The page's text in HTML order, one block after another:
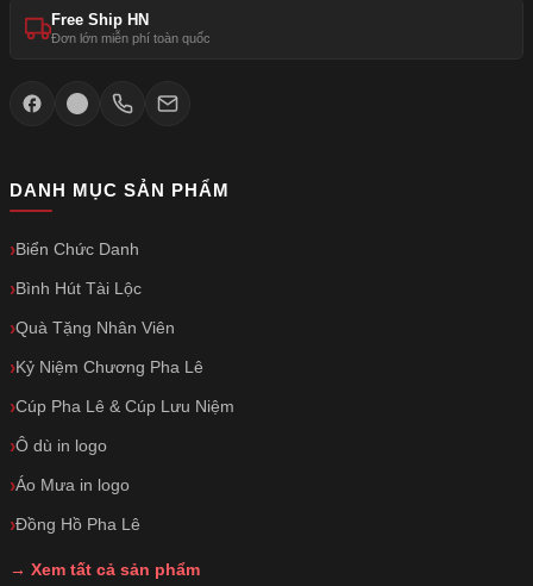
Free Ship HN
Đơn lớn miễn phí toàn quốc
DANH MỤC SẢN PHẨM
Biển Chức Danh
Bình Hút Tài Lộc
Quà Tặng Nhân Viên
Kỷ Niệm Chương Pha Lê
Cúp Pha Lê & Cúp Lưu Niệm
Ô dù in logo
Áo Mưa in logo
Đồng Hồ Pha Lê
→ Xem tất cả sản phẩm